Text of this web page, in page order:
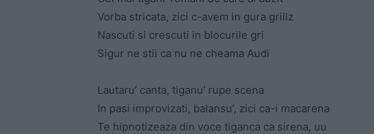
Vorba stricata, zici c-avem in gura grillz
Nascuti si crescuti in blocurile gri
Sigur ne stii ca nu ne cheama Audi
Lautaru’ canta, tiganu’ rupe scena
In pasi improvizati, balansu’, zici ca-i macarena
Te hipnotizeaza din voce tiganca ca sirena, uu